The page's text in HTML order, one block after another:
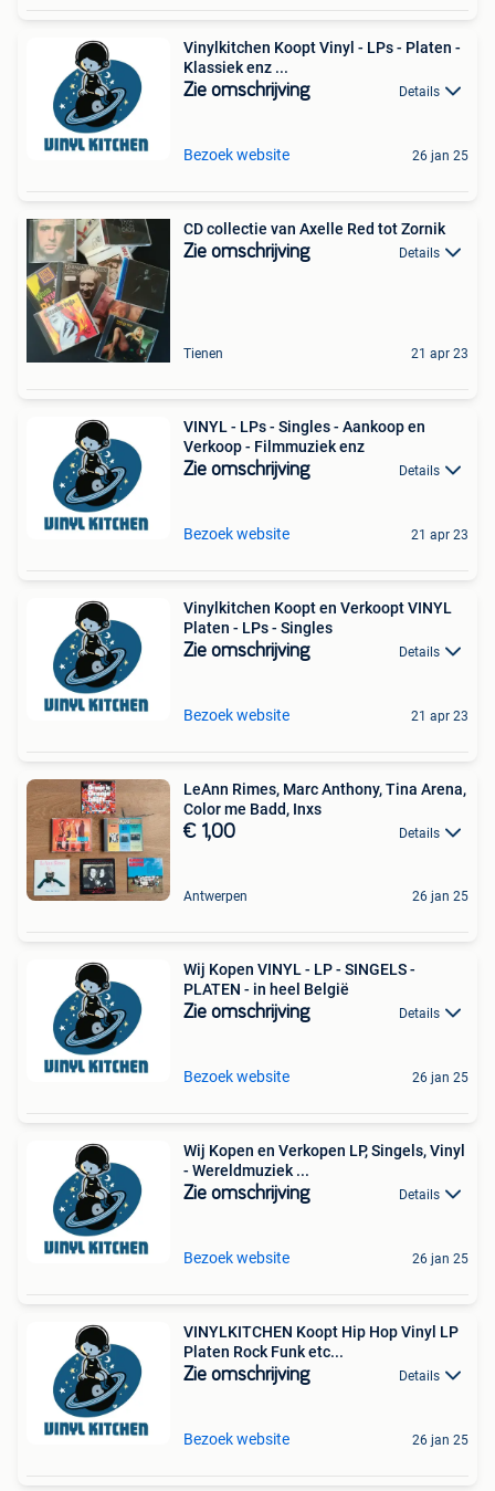
Vinylkitchen Koopt Vinyl - LPs - Platen -
Klassiek enz ...
Zie omschrijving Details
Bezoek website 26 jan 25
CD collectie van Axelle Red tot Zornik
Zie omschrijving Details
Tienen 21 apr 23
VINYL - LPs - Singles - Aankoop en
Verkoop - Filmmuziek enz
Zie omschrijving Details
Bezoek website 21 apr 23
Vinylkitchen Koopt en Verkoopt VINYL
Platen - LPs - Singles
Zie omschrijving Details
Bezoek website 21 apr 23
LeAnn Rimes, Marc Anthony, Tina Arena,
Color me Badd, Inxs
€ 1,00 Details
Antwerpen 26 jan 25
Wij Kopen VINYL - LP - SINGELS -
PLATEN - in heel België
Zie omschrijving Details
Bezoek website 26 jan 25
Wij Kopen en Verkopen LP, Singels, Vinyl
- Wereldmuziek ...
Zie omschrijving Details
Bezoek website 26 jan 25
VINYLKITCHEN Koopt Hip Hop Vinyl LP
Platen Rock Funk etc...
Zie omschrijving Details
Bezoek website 26 jan 25